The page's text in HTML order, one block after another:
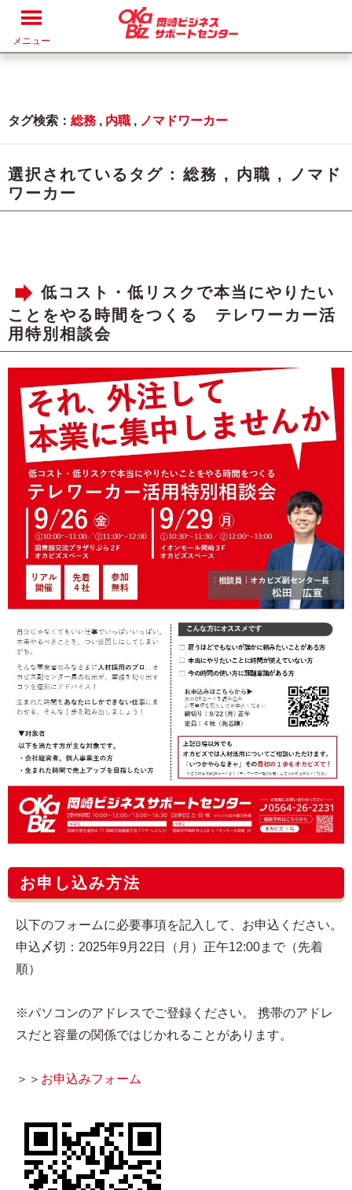
メニュー
タグ検索： 総務 , 内職 , ノマドワーカー
選択されているタグ : 総務 , 内職 ,
ノマド
ワーカー
低コスト・低リスクで本当にやりたい
ことをやる時間をつくる テレワーカー活
用特別相談会
お申し込み方法
以下のフォームに必要事項を記入して、お申込ください。
申込〆切：2025年9月22日（月）正午12:00まで（先着
順）
※パソコンのアドレスでご登録ください。 携帯のアドレ
スだと容量の関係ではじかれることがあります。
＞＞ お申込みフォーム​